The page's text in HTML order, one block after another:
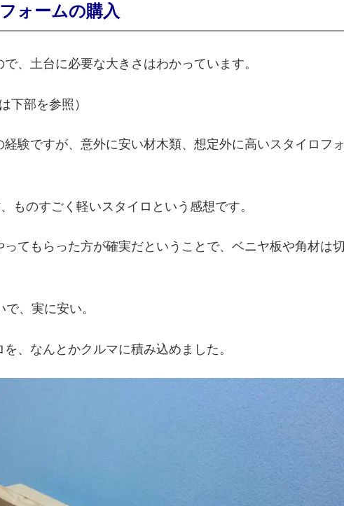
ォームの購入
、土台に必要な大きさはわかっています。
下部を参照）
験ですが、意外に安い材木類、想定外に高いスタイロフォ
ものすごく軽いスタイロという感想です。
てもらった方が確実だということで、ベニヤ板や角材は切
、実に安い。
、なんとかクルマに積み込めました。